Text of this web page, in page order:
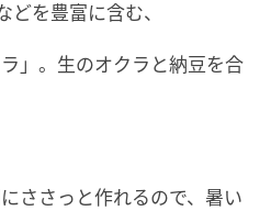
どを豊富に含む、
」。生のオクラと納豆を合
ささっと作れるので、暑い